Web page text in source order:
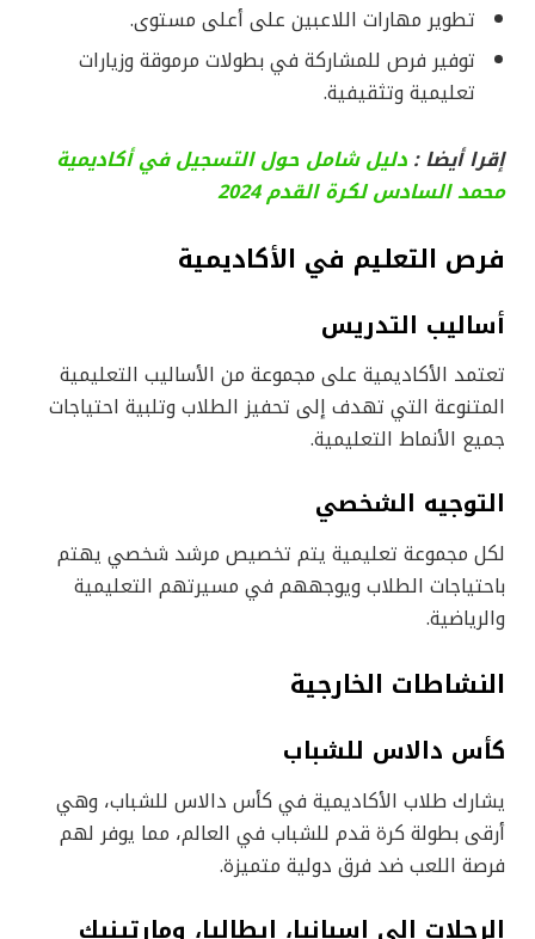
تطوير مهارات اللاعبين على أعلى مستوى.
توفير فرص للمشاركة في بطولات مرموقة وزيارات
تعليمية وتثقيفية.
إقرا أيضا : دليل شامل حول التسجيل في أكاديمية
محمد السادس لكرة القدم 2024
فرص التعليم في الأكاديمية
أساليب التدريس
تعتمد الأكاديمية على مجموعة من الأساليب التعليمية
المتنوعة التي تهدف إلى تحفيز الطلاب وتلبية احتياجات
جميع الأنماط التعليمية.
التوجيه الشخصي
لكل مجموعة تعليمية يتم تخصيص مرشد شخصي يهتم
باحتياجات الطلاب ويوجههم في مسيرتهم التعليمية
والرياضية.
النشاطات الخارجية
كأس دالاس للشباب
يشارك طلاب الأكاديمية في كأس دالاس للشباب، وهي
أرقى بطولة كرة قدم للشباب في العالم، مما يوفر لهم
فرصة اللعب ضد فرق دولية متميزة.
الرحلات إلى إسبانيا، إيطاليا، ومارتينيك